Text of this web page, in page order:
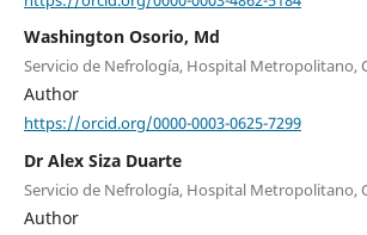
Washington Osorio, Md
Servicio de Nefrología, Hospital Metropolitano,
Author
https://orcid.org/0000-0003-0625-7299
Dr Alex Siza Duarte
Servicio de Nefrología, Hospital Metropolitano,
Author